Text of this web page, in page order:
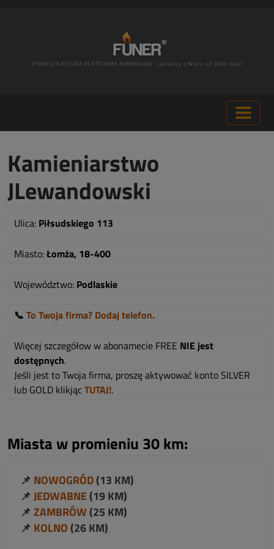
Kamieniarstwo
JLewandowski
Ulica: Piłsudskiego 113
Miasto:Łomża, 18-400
Województwo: Podlaskie
📞 To Twoja firma? Dodaj telefon.
Więcej szczegółow w abonamecie FREE NIE jest
dostępnych.
Jeśli jest to Twoja firma, proszę aktywować konto SILVER
lub GOLD klikjącTUTAJ!.
Miasta w promieniu 30 km:
📌 NOWOGRÓD(13 KM)
📌JEDWABNE(19 KM)
📌ZAMBRÓW(25 KM)
📌 KOLNO(26 KM)